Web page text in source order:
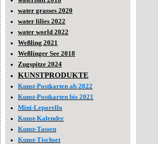
water grasses 2020
water lilies 2022
water world 2022
Weßling 2021
Weßlinger See 2018
Zugspitze 2024
KUNSTPRODUKTE
Kunst-Postkarten ab 2022
Kunst-Postkarten bis 2021
Mini-Leporello
Kunst-Kalender
Kunst-Tassen
Kunst-Tischset